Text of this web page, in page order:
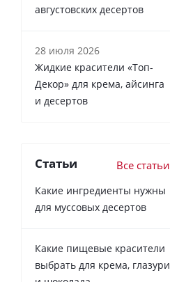
августовских десертов
28 июля 2026
Жидкие красители «Топ-
Декор» для крема, айсинга
и десертов
Статьи Все статьи
Какие ингредиенты нужны
для муссовых десертов
Какие пищевые красители
выбрать для крема, глазури